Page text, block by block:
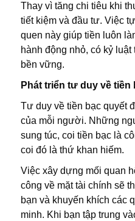
Thay vì tăng chi tiêu khi
tiết kiệm và đầu tư. Việc
quen này giúp tiền luôn
hành động nhỏ, có kỷ
bền vững.
Phát triển tư duy về tiền
Tư duy về tiền bạc quyết
của mỗi người. Những
sung túc, coi tiền bạc là
coi đó là thứ khan hiếm.
Việc xây dựng mối quan
công về mặt tài chính sẽ
bạn và khuyến khích các
minh. Khi bạn tập trung